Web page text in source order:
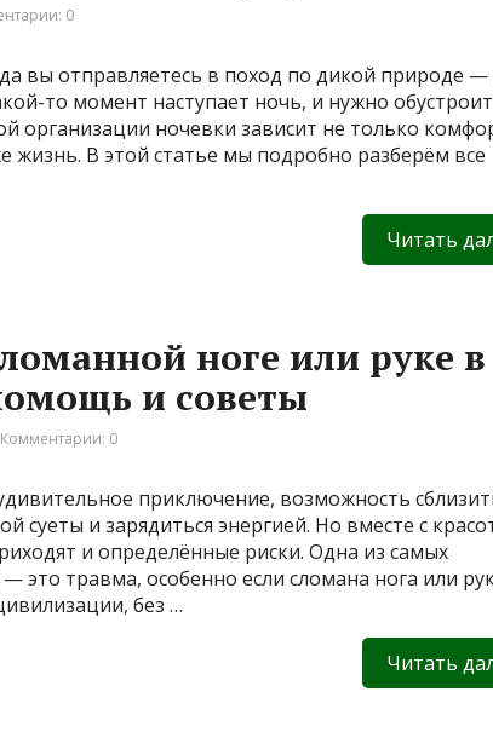
0
вы отправляетесь в поход по дикой природе —
то момент наступает ночь, и нужно
организации ночевки зависит не только
жизнь. В этой статье мы подробно разберём все
Читать
ноге или руке в
и советы
Комментарии: 0
приключение, возможность
суеты и зарядиться энергией. Но вместе с
и определённые риски. Одна из самых
это травма, особенно если сломана нога или
без …
Читать